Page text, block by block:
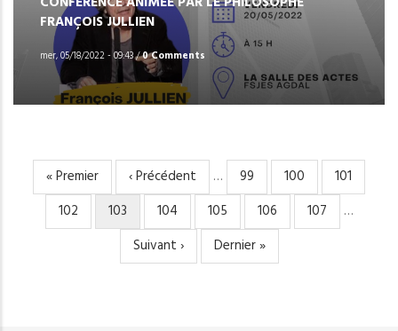
FRANÇOIS JULLIEN
mer, 05/18/2022 - 09:43/0 Comments
PAGINATION
Première
page
« Premier
Page
précédente
‹ Précédent … Page
99 Page
100 Page
101
Page
102
Page
courante
103 Page
104 Page
105 Page
106 Page
107
…
Page
suivante
Suivant ›
Dernière
page
Dernier »